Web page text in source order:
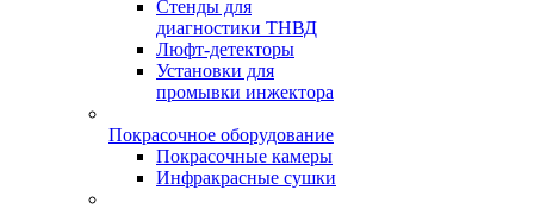
Стенды для
диагностики ТНВД
Люфт-детекторы
Установки для
промывки инжектора
Покрасочное оборудование
Покрасочные камеры
Инфракрасные сушки